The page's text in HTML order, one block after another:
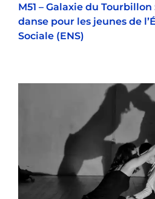
M51 – Galaxie du
danse pour les jeunes de
Sociale (ENS)